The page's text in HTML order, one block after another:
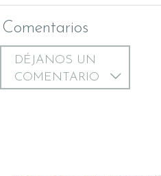
Comentarios
DÉJANOS UN
COMENTARIO